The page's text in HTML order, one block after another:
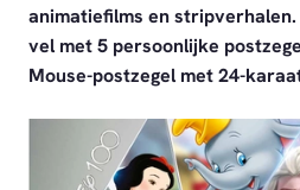
animatiefilms en
vel met 5 persoonlijke
Mouse-postzegel met 24-